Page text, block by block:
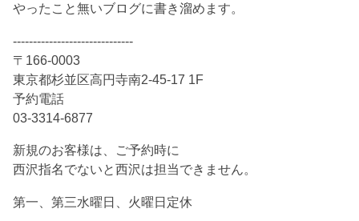
やったこと無いブログに書き溜めます。
------------------------------
〒166-0003
東京都杉並区高円寺南2-45-17 1F
予約電話
03-3314-6877
新規のお客様は、ご予約時に
西沢指名でないと西沢は担当できません。
第一、第三水曜日、火曜日定休